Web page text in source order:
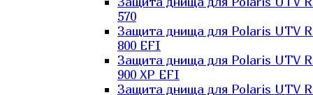
570
Защита днища для Polaris UTV
800 EFI
Защита днища для Polaris UTV
900 XP EFI
Защита днища для Polaris UTV